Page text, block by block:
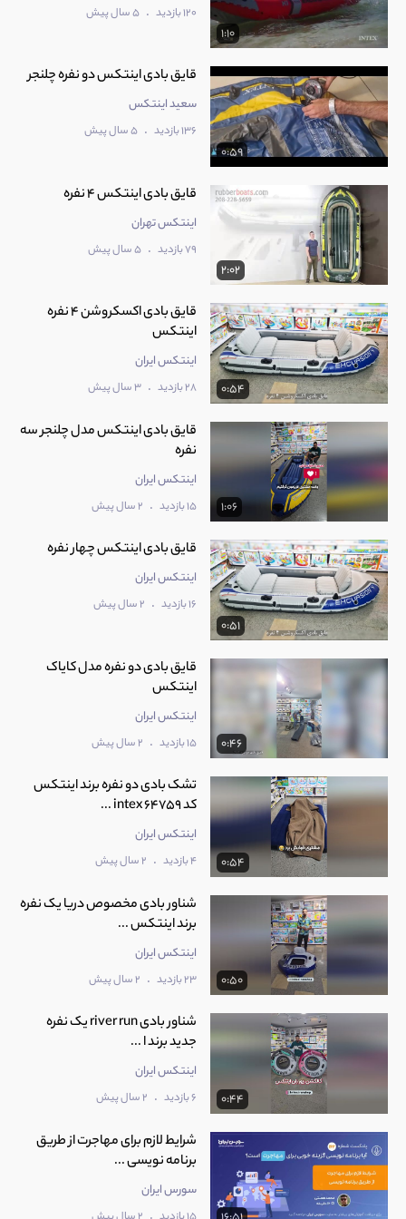
1:10
120 بازدید . 5 سال پیش
0:59
قایق بادی اینتکس دو نفره چلنجر
سعید اینتکس
136 بازدید . 5 سال پیش
2:02
قایق بادی اینتکس 4 نفره
اینتکس تهران
79 بازدید . 5 سال پیش
0:54
قایق بادی اکسکروشن 4 نفره
اینتکس
اینتکس ایران
28 بازدید . 3 سال پیش
1:06
قایق بادی اینتکس مدل چلنجر سه
نفره
اینتکس ایران
15 بازدید . 2 سال پیش
0:51
قایق بادی اینتکس چهار نفره
اینتکس ایران
16 بازدید . 2 سال پیش
0:46
قایق بادی دو نفره مدل کایاک
اینتکس
اینتکس ایران
15 بازدید . 2 سال پیش
0:54
تشک بادی دو نفره برند اینتکس
کد intex 64759 ...
اینتکس ایران
4 بازدید . 2 سال پیش
0:50
شناور بادی مخصوص دریا یک نفره
برند اینتکس ...
اینتکس ایران
23 بازدید . 2 سال پیش
0:44
شناور بادی river run یک نفره
جدید برند ا ...
اینتکس ایران
6 بازدید . 2 سال پیش
شرایط لازم برای مهاجرت از طریق
برنامه نویسی ...
سورس ایران